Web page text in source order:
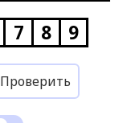
7 8 9
Проверить